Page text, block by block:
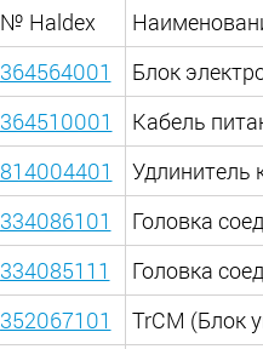
№ Haldex
364564001 Блок
364510001 Кабель
814004401 Удлинитель
334086101 Головка
334085111 Головка
352067101 TrCM (Блок